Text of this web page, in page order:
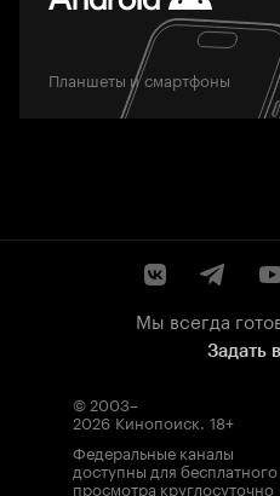
Планшеты и смартфоны
Мы всегда
Задать
© 2003–
2026 Кинопоиск. 18+
Федеральные каналы
доступны для бесплатного
просмотра круглосуточно